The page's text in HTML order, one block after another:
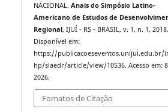
NACIONAL.Anais do Simpósio Latino-
Americano de Estudos de
Regional, IJUÍ - RS - BRASIL, v. 1, n. 1, 2018.
Disponível em:
https://publicacoeseventos.unijui.edu.br/
hp/slaedr/article/view/10536. Acesso em:
2026.
Fomatos de Citação